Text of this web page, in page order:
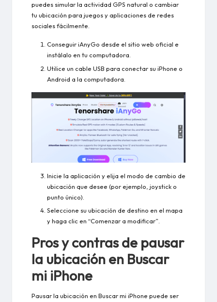
puedes simular la actividad GPS natural o cambiar
tu ubicación para juegos y aplicaciones de redes
sociales fácilmente.
ConseguiriAnyGo desde el sitio web oficial e
instálalo en tu computadora.
Utilice un cable USB para conectar su iPhone o
Android a la computadora.
Inicie la aplicación y elija el modo de cambio de
ubicación que desee (por ejemplo, joystick o
punto único).
Seleccione su ubicación de destino en el mapa
y haga clic en “Comenzar a modificar”.
Pros y contras de pausar
la ubicación en Buscar
mi iPhone
Pausar la ubicación en Buscar mi iPhone puede ser